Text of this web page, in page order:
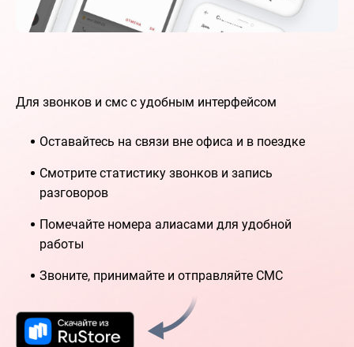
Для звонков и смс с удобным интерфейсом
Оставайтесь на связи вне офиса и в поездке
Смотрите статистику звонков и запись
разговоров
Помечайте номера алиасами для удобной
работы
Звоните, принимайте и отправляйте СМС